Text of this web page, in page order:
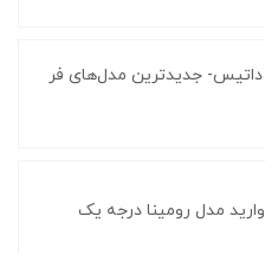
داتیس- جدیدترین مدل‌های فر
مدل رومینا درجه یک